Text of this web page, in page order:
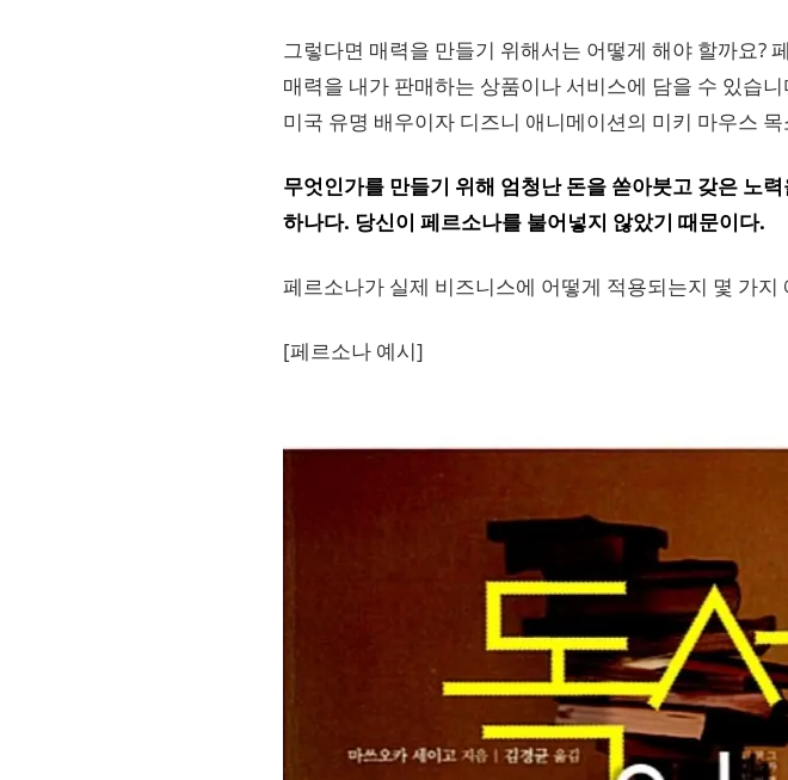
그렇다면 매력을 만들기 위해서는 어떻게 해야 할까요?
매력을 내가 판매하는 상품이나 서비스에 담을 수 있습
미국 유명 배우이자 디즈니 애니메이션의 미키 마우스
무엇인가를 만들기 위해 엄청난 돈을 쏟아붓고 갖은 노
하나다. 당신이 페르소나를 불어넣지 않았기 때문이다.
페르소나가 실제 비즈니스에 어떻게 적용되는지 몇 가지
[페르소나 예시]